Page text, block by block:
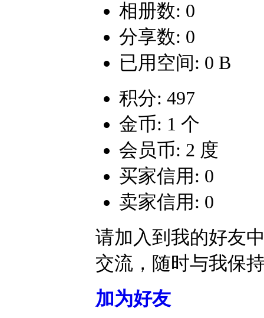
相册数: 0
分享数: 0
已用空间: 0 B
积分: 497
金币: 1 个
会员币: 2 度
买家信用: 0
卖家信用: 0
请加入到我的好友
交流，随时与我保
加为好友